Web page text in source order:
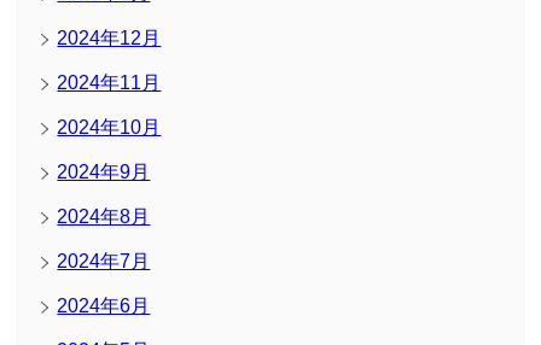
2024年12月
2024年11月
2024年10月
2024年9月
2024年8月
2024年7月
2024年6月